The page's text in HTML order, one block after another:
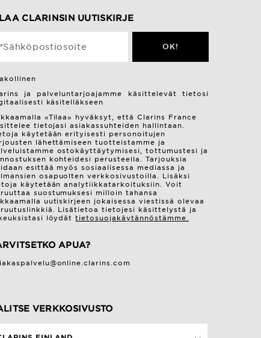
CLARINSIN UUTISKIRJE
*Sähköpostiosoite OK!
ja palveluntarjoajamme käsittelevät tietosi
käsitelläkseen
«Tilaa» hyväksyt, että Clarins France
tietojasi asiakassuhteiden hallintaan.
käytetään erityisesti personoitujen
lähettämiseen tuotteistamme ja
ostokäyttäytymisesi, tottumustesi ja
kohteidesi perusteella. Tarjouksia
esittää myös sosiaalisessa mediassa ja
osapuolten verkkosivustoilla. Lisäksi
käytetään analytiikkatarkoituksiin. Voit
suostumuksesi milloin tahansa
uutiskirjeen jokaisessa viestissä olevaa
Lisätietoa tietojesi käsittelystä ja
löydättietosuojakäytännöstämme.
APUA?
VERKKOSIVUSTO